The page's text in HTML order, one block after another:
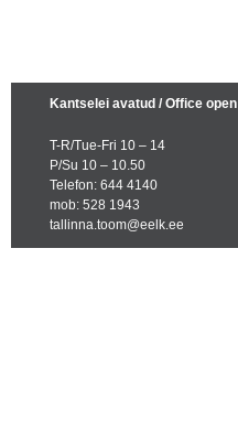
Kantselei avatud / Office open
T-R/Tue-Fri 10 – 14
P/Su 10 – 10.50
Telefon: 644 4140
mob: 528 1943
tallinna.toom@eelk.ee